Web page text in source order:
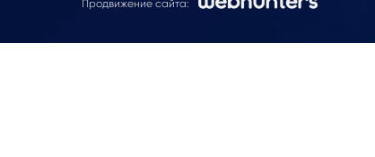
Продвижение сайта: